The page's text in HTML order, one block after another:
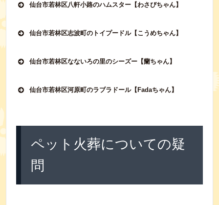
仙台市若林区八軒小路のハムスター【わさびちゃん】
仙台市若林区志波町のトイプードル【こうめちゃん】
仙台市若林区なないろの里のシーズー【蘭ちゃん】
仙台市若林区河原町のラブラドール【Fadaちゃん】
ペット火葬についての疑
問